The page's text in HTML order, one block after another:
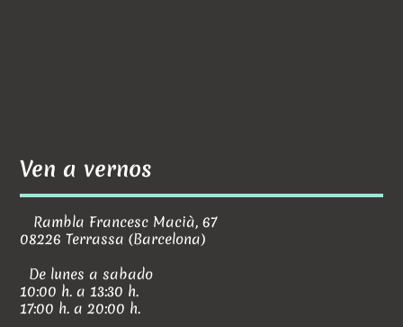
Ven a vernos
Rambla Francesc Macià, 67
08226 Terrassa (Barcelona)
De lunes a sabado
10:00 h. a 13:30 h.
17:00 h. a 20:00 h.